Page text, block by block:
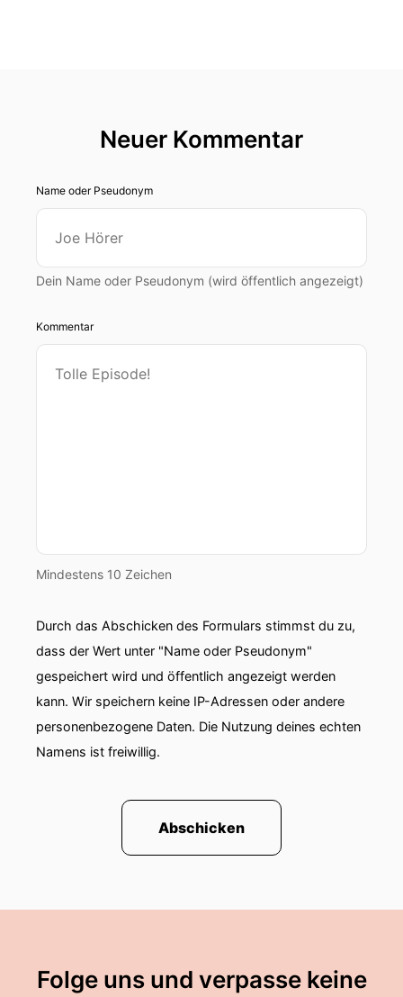
Neuer Kommentar
Name oder Pseudonym
Dein Name oder Pseudonym (wird öffentlich angezeigt)
Kommentar
Mindestens 10 Zeichen
Durch das Abschicken des Formulars stimmst du zu,
dass der Wert unter "Name oder Pseudonym"
gespeichert wird und öffentlich angezeigt werden
kann. Wir speichern keine IP-Adressen oder andere
personenbezogene Daten. Die Nutzung deines echten
Namens ist freiwillig.
Abschicken
Folge uns und verpasse keine